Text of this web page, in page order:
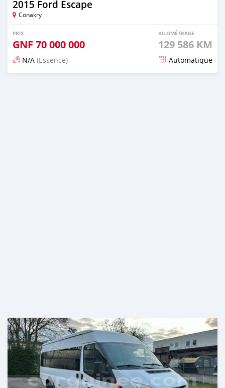
2015 Ford Escape
Conakry
PRIX
GNF 70 000 000
KILOMÉTRAGE
129 586 KM
N/A (Essence) Automatique